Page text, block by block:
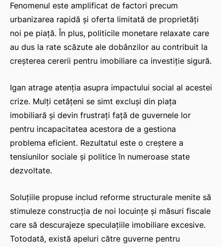
Fenomenul este amplificat de factori precum
urbanizarea rapidă și oferta limitată de proprietăți
noi pe piață. În plus, politicile monetare relaxate care
au dus la rate scăzute ale dobânzilor au contribuit la
creșterea cererii pentru imobiliare ca investiție sigură.
Igan atrage atenția asupra impactului social al acestei
crize. Mulți cetățeni se simt excluși din piața
imobiliară și devin frustrați față de guvernele lor
pentru incapacitatea acestora de a gestiona
problema eficient. Rezultatul este o creștere a
tensiunilor sociale și politice în numeroase state
dezvoltate.
Soluțiile propuse includ reforme structurale menite să
stimuleze construcția de noi locuințe și măsuri fiscale
care să descurajeze speculațiile imobiliare excesive.
Totodată, există apeluri către guverne pentru